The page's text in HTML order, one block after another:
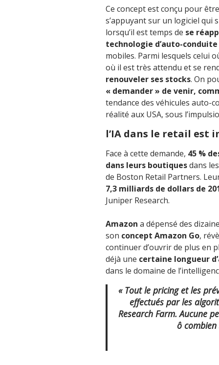
Ce concept est conçu pour
s’appuyant sur un logiciel
lorsqu’il est temps de se
technologie d’auto-conduite
mobiles. Parmi lesquels celui
où il est très attendu et se
renouveler ses stocks. On
« demander » de venir,
tendance des véhicules auto-
réalité aux USA, sous
l’IA dans le retail est
Face à cette demande, 45 %
dans leurs boutiquesdans
de Boston Retail Partners.
7,3 milliards de dollars de
Juniper Research.
Amazon a dépensé des
son concept Amazon Go,
continuer d’ouvrir de plus en
déjà une certaine longueur
dans le domaine de
« Tout le pricing et les
effectués par les
Research Farm. Aucune
ô